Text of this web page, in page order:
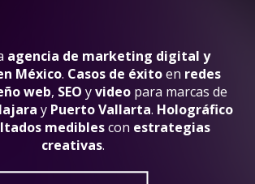
agencia de marketing digital y
México. Casos de éxitoen redes
web, SEO yvideo para marcas de
y Puerto Vallarta. Holográfico
mediblescon estrategias
creativas.